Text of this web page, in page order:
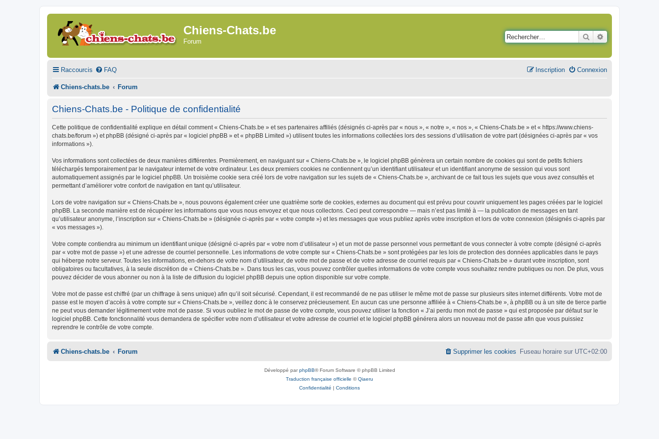
Chiens-Chats.be
Forum
Rechercher
Raccourcis FAQ Connexion
Inscription
Chiens-chats.be Forum
Chiens-Chats.be - Politique de confidentialité
Cette politique de confidentialité explique en détail comment « Chiens-Chats.be » et ses partenaires affiliés (désignés ci-après par « nous », « notre », « nos », « Chiens-Chats.be » et « https://www.chiens-
chats.be/forum ») et phpBB (désigné ci-après par « logiciel phpBB » et « phpBB Limited ») utilisent toutes les informations collectées lors des sessions d’utilisation de votre part (désignées ci-après par « vos
informations »).
Vos informations sont collectées de deux manières différentes. Premièrement, en naviguant sur « Chiens-Chats.be », le logiciel phpBB génèrera un certain nombre de cookies qui sont de petits fichiers
téléchargés temporairement par le navigateur internet de votre ordinateur. Les deux premiers cookies ne contiennent qu’un identifiant utilisateur et un identifiant anonyme de session qui vous sont
automatiquement assignés par le logiciel phpBB. Un troisième cookie sera créé lors de votre navigation sur les sujets de « Chiens-Chats.be », archivant de ce fait tous les sujets que vous avez consultés et
permettant d’améliorer votre confort de navigation en tant qu’utilisateur.
Lors de votre navigation sur « Chiens-Chats.be », nous pouvons également créer une quatrième sorte de cookies, externes au document qui est prévu pour couvrir uniquement les pages créées par le logiciel
phpBB. La seconde manière est de récupérer les informations que vous nous envoyez et que nous collectons. Ceci peut correspondre — mais n’est pas limité à — la publication de messages en tant
qu’utilisateur anonyme, l’inscription sur « Chiens-Chats.be » (désignée ci-après par « votre compte ») et les messages que vous publiez après votre inscription et lors de votre connexion (désignés ci-après par
« vos messages »).
Votre compte contiendra au minimum un identifiant unique (désigné ci-après par « votre nom d’utilisateur ») et un mot de passe personnel vous permettant de vous connecter à votre compte (désigné ci-après
par « votre mot de passe ») et une adresse de courriel personnelle. Les informations de votre compte sur « Chiens-Chats.be » sont protégées par les lois de protection des données applicables dans le pays
qui héberge notre serveur. Toutes les informations, en-dehors de votre nom d’utilisateur, de votre mot de passe et de votre adresse de courriel requis par « Chiens-Chats.be » durant votre inscription, sont
obligatoires ou facultatives, à la seule discrétion de « Chiens-Chats.be ». Dans tous les cas, vous pouvez contrôler quelles informations de votre compte vous souhaitez rendre publiques ou non. De plus, vous
pouvez décider de vous abonner ou non à la liste de diffusion du logiciel phpBB depuis une option disponible sur votre compte.
Votre mot de passe est chiffré (par un chiffrage à sens unique) afin qu’il soit sécurisé. Cependant, il est recommandé de ne pas utiliser le même mot de passe sur plusieurs sites internet différents. Votre mot de
passe est le moyen d’accès à votre compte sur « Chiens-Chats.be », veillez donc à le conservez précieusement. En aucun cas une personne affiliée à « Chiens-Chats.be », à phpBB ou à un site de tierce partie
ne peut vous demander légitimement votre mot de passe. Si vous oubliez le mot de passe de votre compte, vous pouvez utiliser la fonction « J’ai perdu mon mot de passe » qui est proposée par défaut sur le
logiciel phpBB. Cette fonctionnalité vous demandera de spécifier votre nom d’utilisateur et votre adresse de courriel et le logiciel phpBB générera alors un nouveau mot de passe afin que vous puissiez
reprendre le contrôle de votre compte.
Chiens-chats.be Forum Fuseau horaire sur UTC+02:00
Supprimer les cookies
Développé parphpBB® Forum Software © phpBB Limited
Traduction française officielle ©Qiaeru
Confidentialité | Conditions